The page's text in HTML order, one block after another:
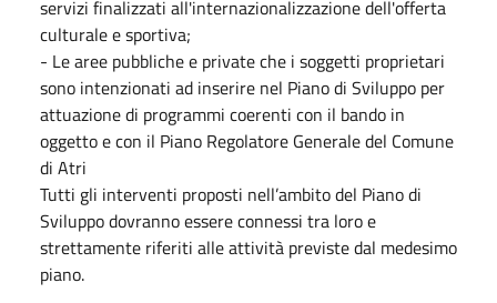
servizi finalizzati all'internazionalizzazione dell'offerta
culturale e sportiva;
- Le aree pubbliche e private che i soggetti proprietari
sono intenzionati ad inserire nel Piano di Sviluppo per
attuazione di programmi coerenti con il bando in
oggetto e con il Piano Regolatore Generale del Comune
di Atri
Tutti gli interventi proposti nell’ambito del Piano di
Sviluppo dovranno essere connessi tra loro e
strettamente riferiti alle attività previste dal medesimo
piano.